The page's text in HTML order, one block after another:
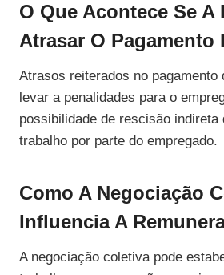
O Que Acontece Se A
Atrasar O Pagamento
Atrasos reiterados no pagamento
levar a penalidades para o
possibilidade de rescisão indireta
trabalho por parte do empregado.
Como A Negociação
Influencia A
A negociação coletiva pode